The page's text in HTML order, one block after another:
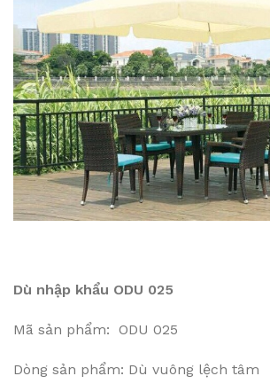
Dù nhập khẩu ODU 025
Mã sản phẩm: ODU 025
Dòng sản phẩm: Dù vuông lệch tâm